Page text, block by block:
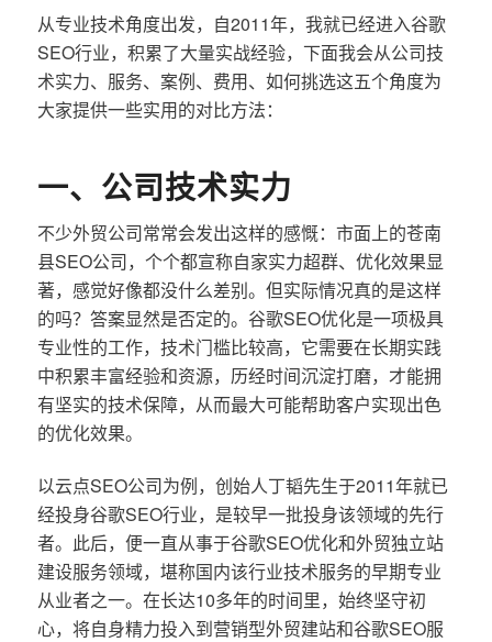
从专业技术角度出发，自2011年，我就已经进入谷歌
SEO行业，积累了大量实战经验，下面我会从公司技
术实力、服务、案例、费用、如何挑选这五个角度为
大家提供一些实用的对比方法：
一、公司技术实力
不少外贸公司常常会发出这样的感慨：市面上的苍南
县SEO公司，个个都宣称自家实力超群、优化效果显
著，感觉好像都没什么差别。但实际情况真的是这样
的吗？答案显然是否定的。谷歌SEO优化是一项极具
专业性的工作，技术门槛比较高，它需要在长期实践
中积累丰富经验和资源，历经时间沉淀打磨，才能拥
有坚实的技术保障，从而最大可能帮助客户实现出色
的优化效果。
以云点SEO公司为例，创始人丁韬先生于2011年就已
经投身谷歌SEO行业，是较早一批投身该领域的先行
者。此后，便一直从事于谷歌SEO优化和外贸独立站
建设服务领域，堪称国内该行业技术服务的早期专业
从业者之一。在长达10多年的时间里，始终坚守初
心，将自身精力投入到营销型外贸建站和谷歌SEO服